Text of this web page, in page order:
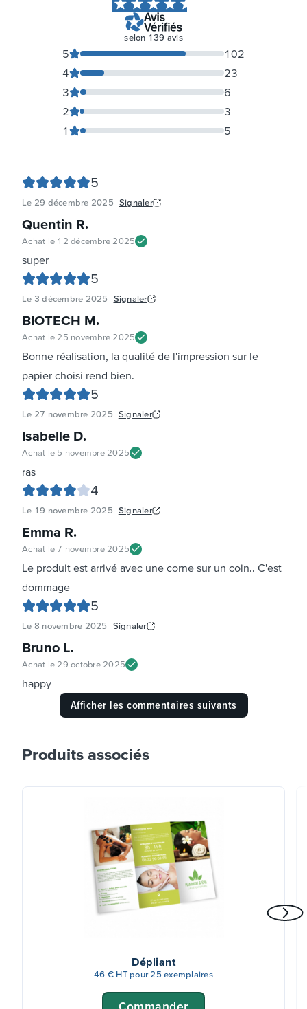
selon 139 avis
1 5
2 3
3 6
4 23
5 102
5
Le 29 décembre 2025 Signaler
Quentin R.
Achat le 12 décembre 2025
super
5
Le 3 décembre 2025 Signaler
BIOTECH M.
Achat le 25 novembre 2025
Bonne réalisation, la qualité de l'impression sur le
papier choisi rend bien.
5
Le 27 novembre 2025 Signaler
Isabelle D.
Achat le 5 novembre 2025
ras
4
Le 19 novembre 2025 Signaler
Emma R.
Achat le 7 novembre 2025
Le produit est arrivé avec une corne sur un coin.. C'est
dommage
5
Le 8 novembre 2025 Signaler
Bruno L.
Achat le 29 octobre 2025
happy
Afficher les commentaires suivants
Produits associés
Dépliant
46 € HT pour 25 exemplaires